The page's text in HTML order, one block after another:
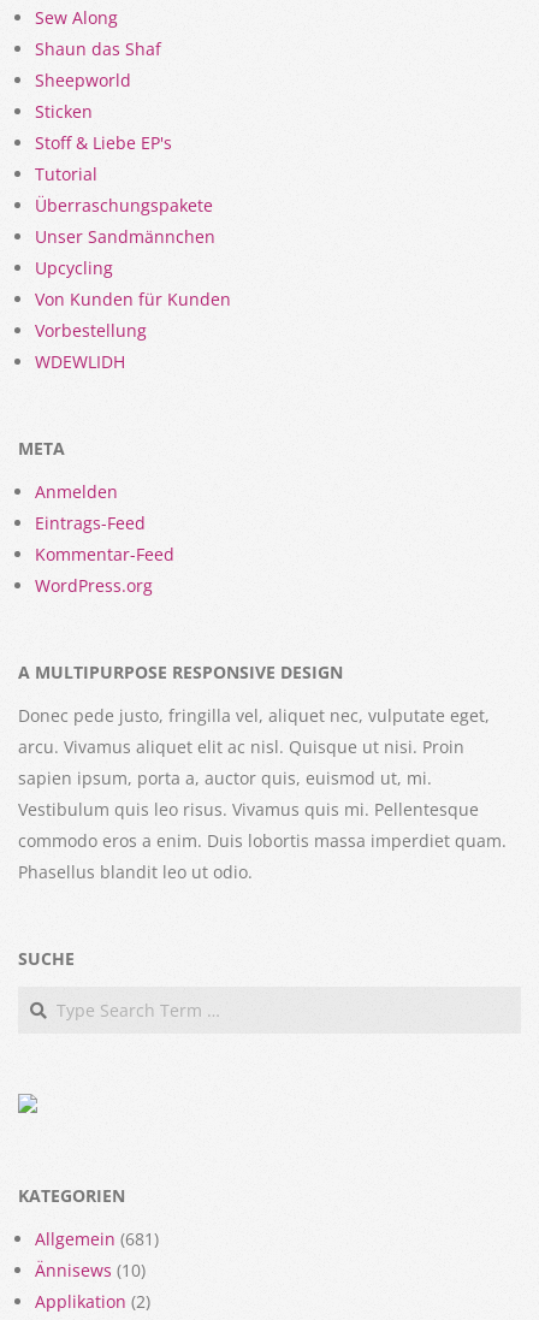
Sew Along
Shaun das Shaf
Sheepworld
Sticken
Stoff & Liebe EP's
Tutorial
Überraschungspakete
Unser Sandmännchen
Upcycling
Von Kunden für Kunden
Vorbestellung
WDEWLIDH
META
Anmelden
Eintrags-Feed
Kommentar-Feed
WordPress.org
A MULTIPURPOSE RESPONSIVE DESIGN
Donec pede justo, fringilla vel, aliquet nec, vulputate eget,
arcu. Vivamus aliquet elit ac nisl. Quisque ut nisi. Proin
sapien ipsum, porta a, auctor quis, euismod ut, mi.
Vestibulum quis leo risus. Vivamus quis mi. Pellentesque
commodo eros a enim. Duis lobortis massa imperdiet quam.
Phasellus blandit leo ut odio.
SUCHE
Search
KATEGORIEN
Allgemein (681)
Ännisews (10)
Applikation (2)